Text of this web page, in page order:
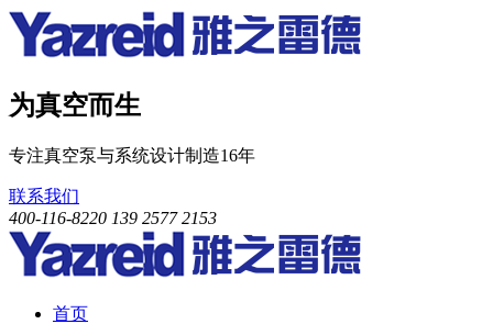
为真空而生
专注真空泵与系统设计制造16年
联系我们
400-116-8220 139 2577 2153
首页